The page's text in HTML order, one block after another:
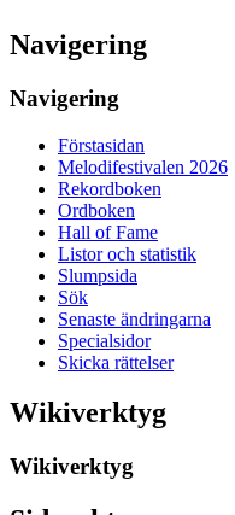
Navigering
Navigering
Förstasidan
Melodifestivalen 2026
Rekordboken
Ordboken
Hall of Fame
Listor och statistik
Slumpsida
Sök
Senaste ändringarna
Specialsidor
Skicka rättelser
Wikiverktyg
Wikiverktyg